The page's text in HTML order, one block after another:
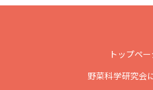
トップペ
野菜科学研究会